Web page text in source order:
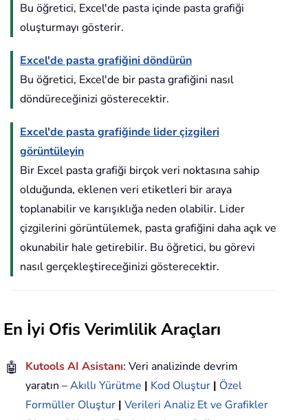
Bu öğretici, Excel'de pasta içinde pasta grafiği
oluşturmayı gösterir.
Excel'de pasta grafiğini döndürün
Bu öğretici, Excel'de bir pasta grafiğini nasıl
döndüreceğinizi gösterecektir.
Excel'de pasta grafiğinde lider çizgileri
görüntüleyin
Bir Excel pasta grafiği birçok veri noktasına sahip
olduğunda, eklenen veri etiketleri bir araya
toplanabilir ve karışıklığa neden olabilir. Lider
çizgilerini görüntülemek, pasta grafiğini daha açık ve
okunabilir hale getirebilir. Bu öğretici, bu görevi
nasıl gerçekleştireceğinizi gösterecektir.
En İyi Ofis Verimlilik Araçları
🤖 Kutools AI Asistanı: Veri analizinde devrim
yaratın –Akıllı Yürütme | Kod Oluştur | Özel
Formüller Oluştur | Verileri Analiz Et ve Grafikler